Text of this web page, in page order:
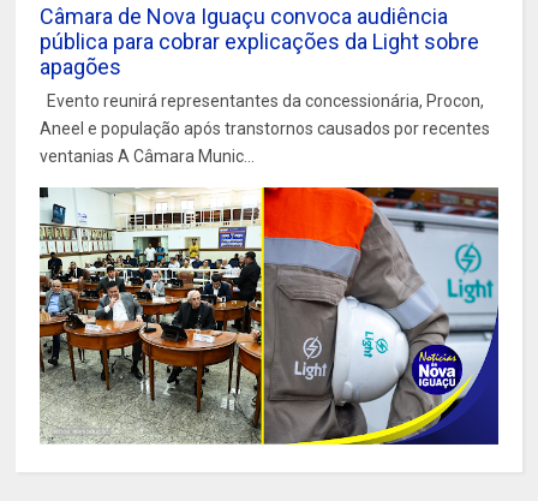
Câmara de Nova Iguaçu convoca audiência
pública para cobrar explicações da Light sobre
apagões
Evento reunirá representantes da concessionária, Procon,
Aneel e população após transtornos causados por recentes
ventanias A Câmara Munic...